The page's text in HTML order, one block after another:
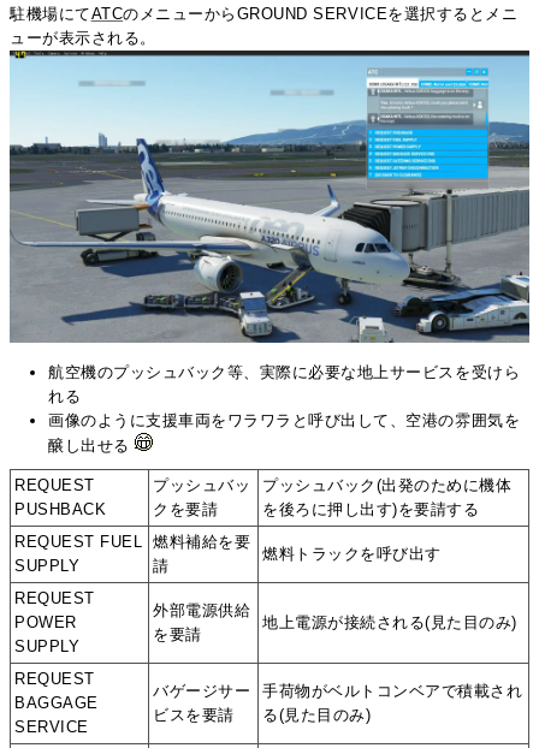
駐機場にてATCのメニューからGROUND SERVICEを選択するとメニ
ューが表示される。
航空機のプッシュバック等、実際に必要な地上サービスを受けら
れる
画像のように支援車両をワラワラと呼び出して、空港の雰囲気を
醸し出せる
REQUEST
PUSHBACK
プッシュバッ
クを要請
プッシュバック(出発のために機体
を後ろに押し出す)を要請する
REQUEST FUEL
SUPPLY
燃料補給を要
請
燃料トラックを呼び出す
REQUEST
POWER
SUPPLY
外部電源供給
を要請
地上電源が接続される(見た目のみ)
REQUEST
BAGGAGE
SERVICE
バゲージサー
ビスを要請
手荷物がベルトコンベアで積載され
る(見た目のみ)